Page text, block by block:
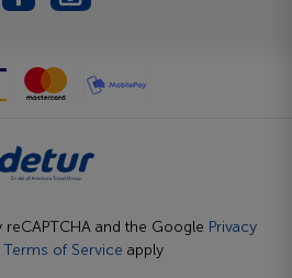
and the Google Privacy
Terms of Service apply